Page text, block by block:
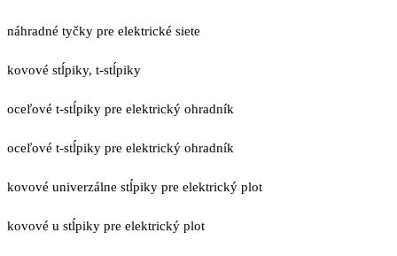
náhradné tyčky pre elektrické siete
kovové stĺpiky, t-stĺpiky
oceľové t-stĺpiky pre elektrický ohradník
oceľové t-stĺpiky pre elektrický ohradník
kovové univerzálne stĺpiky pre elektrický plot
kovové u stĺpiky pre elektrický plot